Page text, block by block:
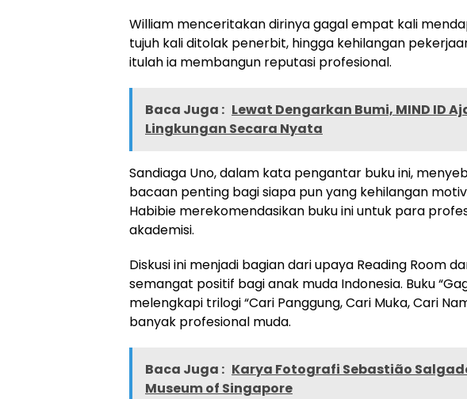
William menceritakan dirinya gagal empat kali
tujuh kali ditolak penerbit, hingga kehilangan
itulah ia membangun reputasi profesional.
Baca Juga : Lewat Dengarkan Bumi, MIND ID
Lingkungan Secara Nyata
Sandiaga Uno, dalam kata pengantar buku ini,
bacaan penting bagi siapa pun yang kehilangan
Habibie merekomendasikan buku ini untuk para
akademisi.
Diskusi ini menjadi bagian dari upaya Reading Room
semangat positif bagi anak muda Indonesia. Buku
melengkapi trilogi “Cari Panggung, Cari Muka, Cari
banyak profesional muda.
Baca Juga : Karya Fotografi Sebastião
Museum of Singapore